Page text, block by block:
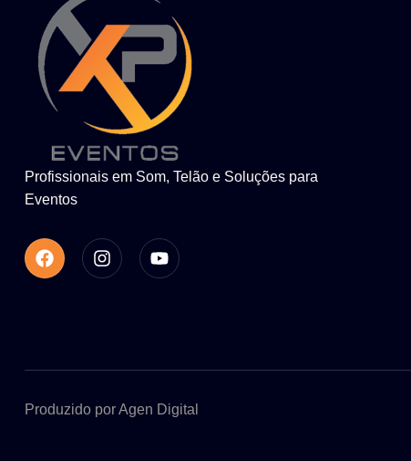
Profissionais em Som, Telão e Soluções para
Eventos
Produzido por Agen Digital